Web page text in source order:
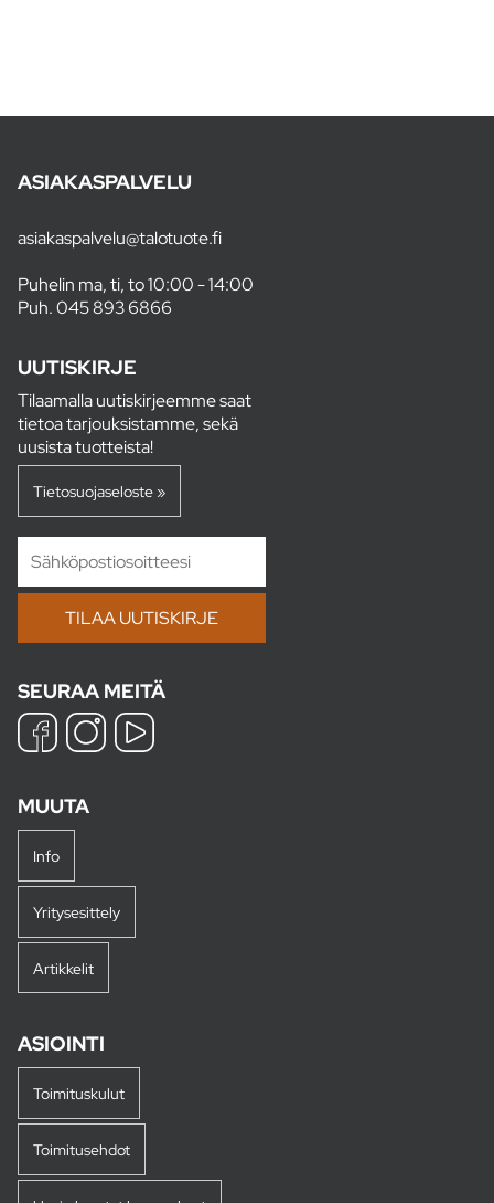
ASIAKASPALVELU
asiakaspalvelu@talotuote.fi
Puhelin ma, ti, to 10:00 - 14:00
Puh.045 893 6866
UUTISKIRJE
Tilaamalla uutiskirjeemme saat
tietoa tarjouksistamme, sekä
uusista tuotteista!
Tietosuojaseloste »
SEURAA MEITÄ
MUUTA
Info
Yritysesittely
Artikkelit
ASIOINTI
Toimituskulut
Toimitusehdot